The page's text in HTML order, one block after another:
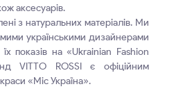
аксесуарів.
з натуральних матеріалів. Ми
українськими дизайнерами
показів на «Ukrainian Fashion
VITTO ROSSI є офіційним
«Міс Україна».